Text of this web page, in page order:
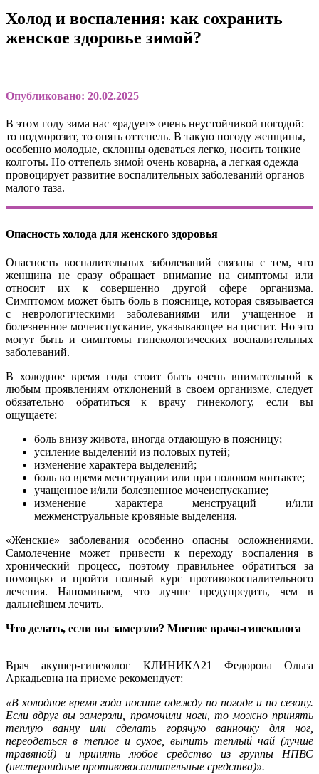
Холод и воспаления: как сохранить
женское здоровье зимой?
Опубликовано: 20.02.2025
В этом году зима нас «радует» очень неустойчивой погодой:
то подморозит, то опять оттепель. В такую погоду женщины,
особенно молодые, склонны одеваться легко, носить тонкие
колготы. Но оттепель зимой очень коварна, а легкая одежда
провоцирует развитие воспалительных заболеваний органов
малого таза.
Опасность холода для женского здоровья
Опасность воспалительных заболеваний связана с тем, что
женщина не сразу обращает внимание на симптомы или
относит их к совершенно другой сфере организма.
Симптомом может быть боль в пояснице, которая связывается
с неврологическими заболеваниями или учащенное и
болезненное мочеиспускание, указывающее на цистит. Но это
могут быть и симптомы гинекологических воспалительных
заболеваний.
В холодное время года стоит быть очень внимательной к
любым проявлениям отклонений в своем организме, следует
обязательно обратиться к врачу гинекологу, если вы
ощущаете:
боль внизу живота, иногда отдающую в поясницу;
усиление выделений из половых путей;
изменение характера выделений;
боль во время менструации или при половом контакте;
учащенное и/или болезненное мочеиспускание;
изменение характера менструаций и/или
межменструальные кровяные выделения.
«Женские» заболевания особенно опасны осложнениями.
Самолечение может привести к переходу воспаления в
хронический процесс, поэтому правильнее обратиться за
помощью и пройти полный курс противовоспалительного
лечения. Напоминаем, что лучше предупредить, чем в
дальнейшем лечить.
Что делать, если вы замерзли? Мнение врача-гинеколога
Врач акушер-гинеколог КЛИНИКА21 Федорова Ольга
Аркадьевна на приеме рекомендует:
«В холодное время года носите одежду по погоде и по сезону.
Если вдруг вы замерзли, промочили ноги, то можно принять
теплую ванну или сделать горячую ванночку для ног,
переодеться в теплое и сухое, выпить теплый чай (лучше
травяной) и принять любое средство из группы НПВС
(нестероидные противовоспалительные средства)».